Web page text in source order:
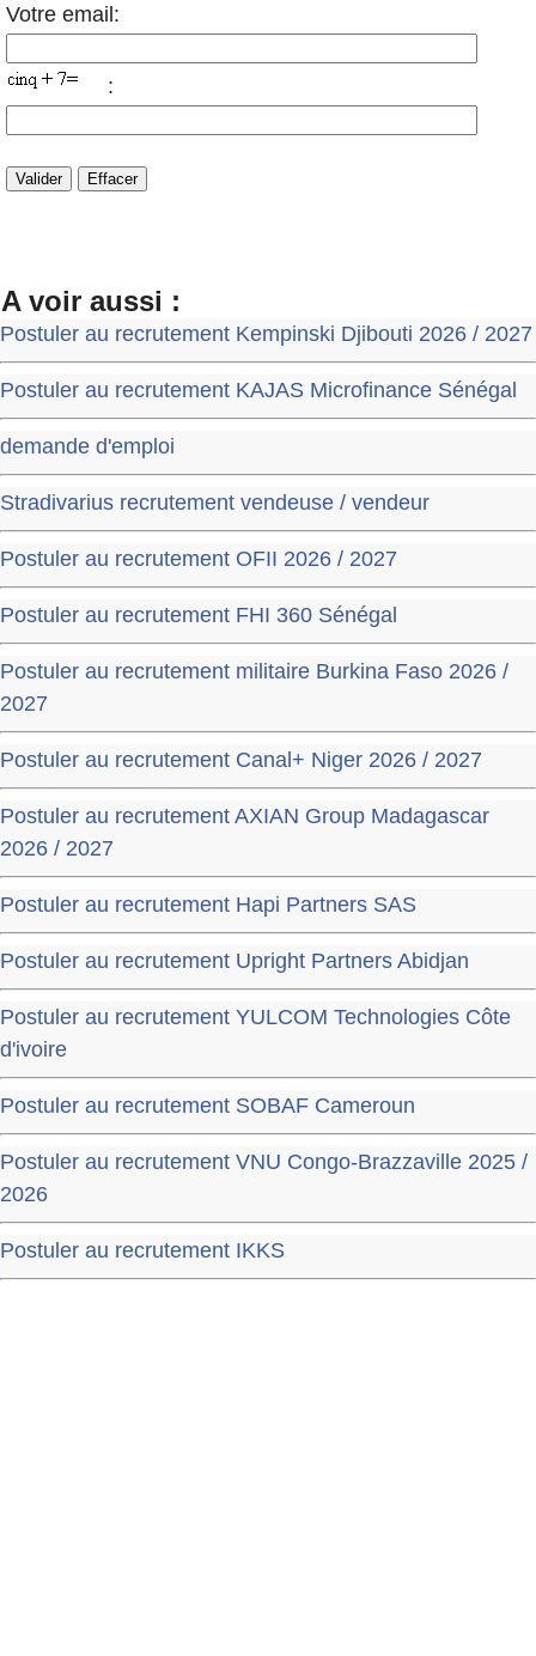
Votre email:
:
A voir aussi :
Postuler au recrutement Kempinski Djibouti 2026 / 2027
Postuler au recrutement KAJAS Microfinance Sénégal
demande d'emploi
Stradivarius recrutement vendeuse / vendeur
Postuler au recrutement OFII 2026 / 2027
Postuler au recrutement FHI 360 Sénégal
Postuler au recrutement militaire Burkina Faso 2026 /
2027
Postuler au recrutement Canal+ Niger 2026 / 2027
Postuler au recrutement AXIAN Group Madagascar
2026 / 2027
Postuler au recrutement Hapi Partners SAS
Postuler au recrutement Upright Partners Abidjan
Postuler au recrutement YULCOM Technologies Côte
d'ivoire
Postuler au recrutement SOBAF Cameroun
Postuler au recrutement VNU Congo-Brazzaville 2025 /
2026
Postuler au recrutement IKKS